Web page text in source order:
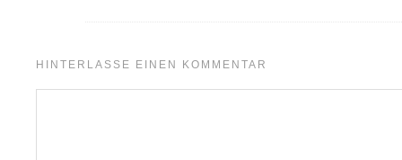
HINTERLASSE EINEN KOMMENTAR